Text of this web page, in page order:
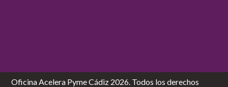
Oficina Acelera Pyme Cádiz 2026. Todos los derechos